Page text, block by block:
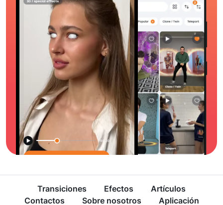
Transiciones Efectos
Artículos
Contactos
Sobre nosotros Aplicación